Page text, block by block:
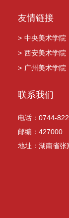
友情链接
> 中央美术学院
> 西安美术学院
> 广州美术学院
联系我们
电话：0744-
邮编：427000
地址：湖南省张